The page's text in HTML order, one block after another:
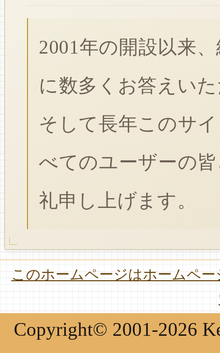
2001年の開設以来
に数多くお答えい
そして長年このサ
べてのユーザーの
礼申し上げます。
このホームページはホームペ
Copyright© 2001-2026